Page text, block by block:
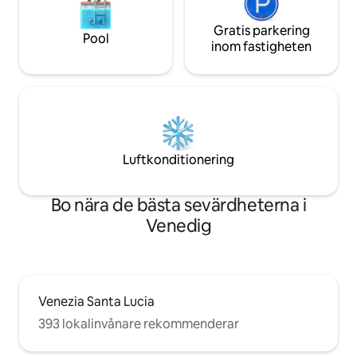
Pool
Gratis parkering
inom fastigheten
Luftkonditionering
Bo nära de bästa sevärdheterna i
Venedig
Venezia Santa Lucia
393 lokalinvånare rekommenderar